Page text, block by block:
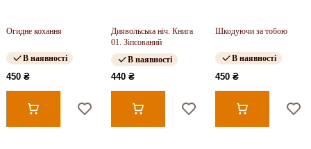
Огидне кохання
В наявності
450 ₴
Диявольська ніч. Книга
01. Зіпсований
В наявності
440 ₴
Шкодуючи за тобою
В наявності
450 ₴